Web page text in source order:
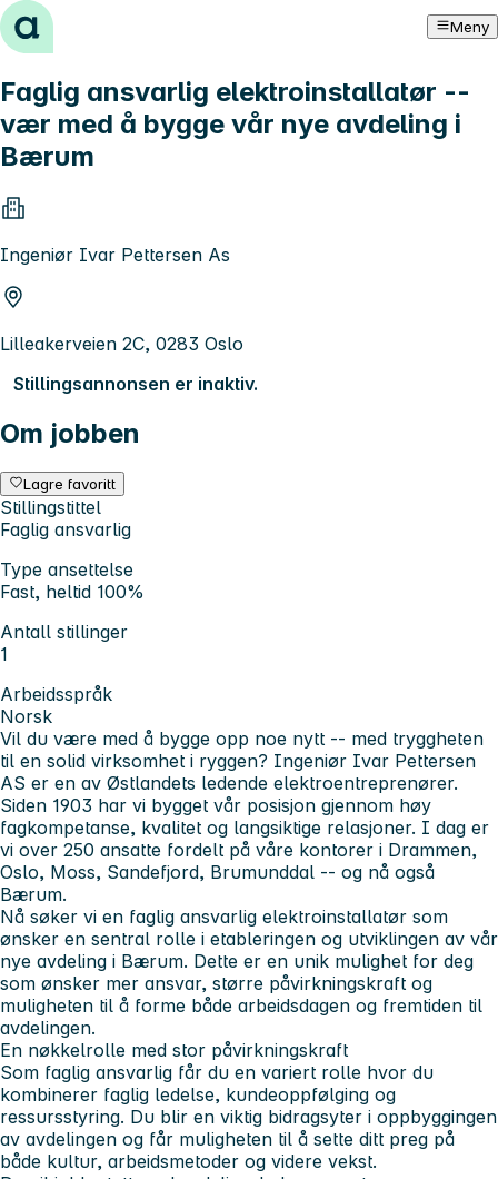
Hopp til innhold Meny
Faglig ansvarlig elektroinstallatør --
vær med å bygge vår nye avdeling i
Bærum
Ingeniør Ivar Pettersen As
Lilleakerveien 2C, 0283 Oslo
Stillingsannonsen er inaktiv.
Om jobben
Lagre favoritt
Stillingstittel
Faglig ansvarlig
Type ansettelse
Fast, heltid 100%
Antall stillinger
1
Arbeidsspråk
Norsk
Vil du være med å bygge opp noe nytt -- med tryggheten
til en solid virksomhet i ryggen? Ingeniør Ivar Pettersen
AS er en av Østlandets ledende elektroentreprenører.
Siden 1903 har vi bygget vår posisjon gjennom høy
fagkompetanse, kvalitet og langsiktige relasjoner. I dag er
vi over 250 ansatte fordelt på våre kontorer i Drammen,
Oslo, Moss, Sandefjord, Brumunddal -- og nå også
Bærum.
Nå søker vi en faglig ansvarlig elektroinstallatør som
ønsker en sentral rolle i etableringen og utviklingen av vår
nye avdeling i Bærum. Dette er en unik mulighet for deg
som ønsker mer ansvar, større påvirkningskraft og
muligheten til å forme både arbeidsdagen og fremtiden til
avdelingen.
En nøkkelrolle med stor påvirkningskraft
Som faglig ansvarlig får du en variert rolle hvor du
kombinerer faglig ledelse, kundeoppfølging og
ressursstyring. Du blir en viktig bidragsyter i oppbyggingen
av avdelingen og får muligheten til å sette ditt preg på
både kultur, arbeidsmetoder og videre vekst.